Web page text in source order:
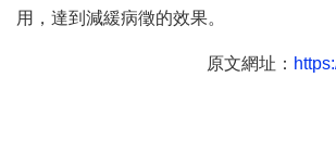
用，達到減緩病徵的效果。
原文網址：